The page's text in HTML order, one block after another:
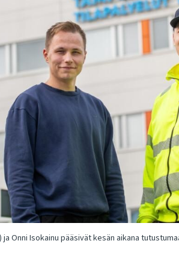
Onni Isokainu pääsivät kesän aikana